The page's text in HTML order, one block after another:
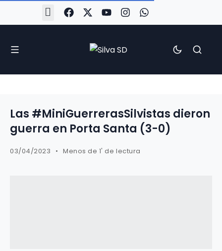
Las #MiniGuerrerasSilvistas dieron
guerra en Porta Santa (3-0)
03/04/2023 Menos de 1' de lectura